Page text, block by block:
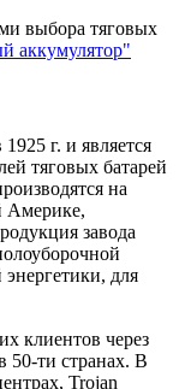
выбора тяговых
аккумулятор"
г. и является
тяговых батарей
на
Америке,
завода
для
клиентов через
50-ти странах. В
Trojan